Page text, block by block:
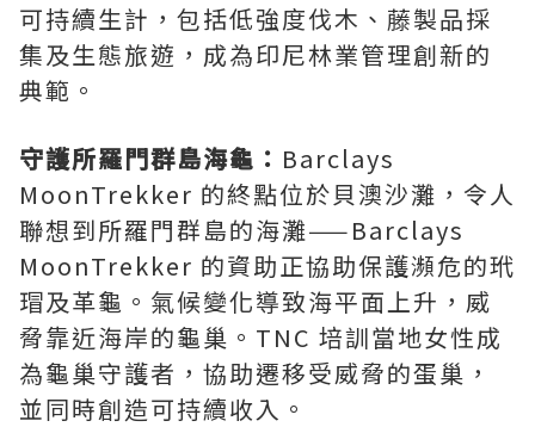
可持續生計，包括低強度伐木、藤製品採
集及生態旅遊，成為印尼林業管理創新的
典範。
守護所羅門群島海龜： Barclays
MoonTrekker 的終點位於貝澳沙灘，令人
聯想到所羅門群島的海灘——Barclays
MoonTrekker 的資助正協助保護瀕危的玳
瑁及革龜。氣候變化導致海平面上升，威
脅靠近海岸的龜巢。TNC 培訓當地女性成
為龜巢守護者，協助遷移受威脅的蛋巢，
並同時創造可持續收入。